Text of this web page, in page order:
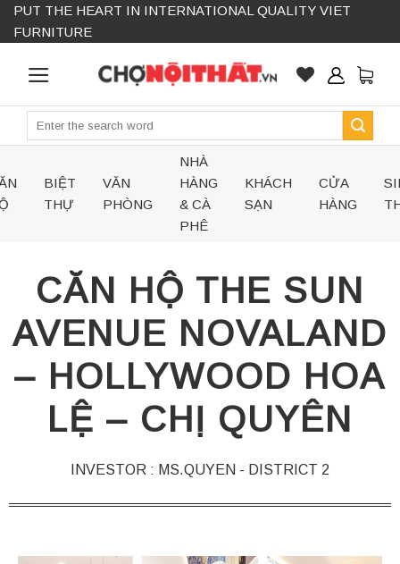
Skip
PUT THE HEART IN INTERNATIONAL QUALITY VIET
FURNITURE
Search
BIỆT
THỰ
VĂN
PHÒNG
NHÀ
HÀNG
& CÀ
PHÊ
KHÁCH
SẠN
CỬA
HÀNG
CĂN HỘ THE SUN
AVENUE NOVALAND
– HOLLYWOOD HOA
LỆ – CHỊ QUYÊN
INVESTOR : MS.QUYEN - DISTRICT 2